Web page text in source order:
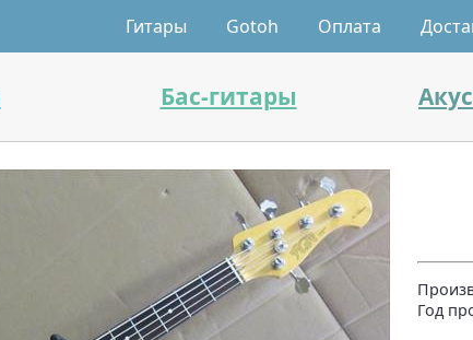
Бас-гитары
Год
Гитары Gotoh Оплата